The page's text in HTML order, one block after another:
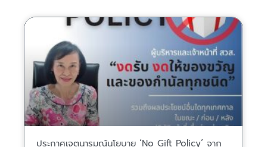
ประกาศเจตนารมณ์นโยบาย ‘No Gift Policy’ จาก